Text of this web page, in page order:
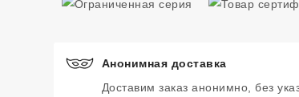
Анонимная доставка
Доставим заказ анонимно, без